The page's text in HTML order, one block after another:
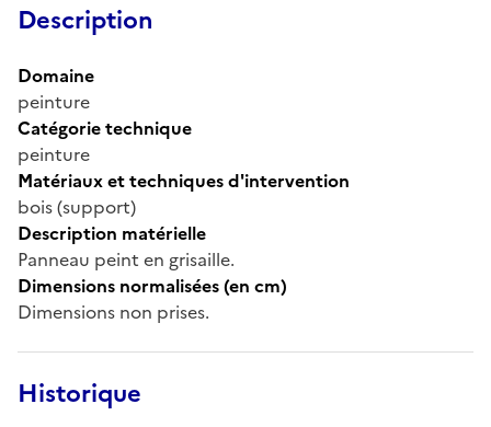
Description
Domaine
peinture
Catégorie technique
peinture
Matériaux et techniques d'intervention
bois (support)
Description matérielle
Panneau peint en grisaille.
Dimensions normalisées (en cm)
Dimensions non prises.
Historique